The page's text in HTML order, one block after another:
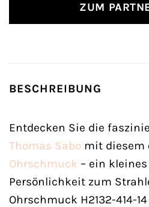
ZUM
BESCHREIBUNG
Entdecken Sie die
Thomas Sabo mit diesem
Ohrschmuck – ein
Persönlichkeit zum
Ohrschmuck H2132-414-